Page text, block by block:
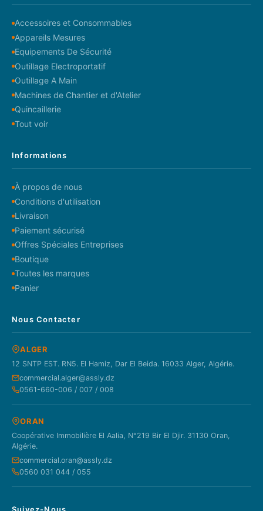
Accessoires et Consommables
Appareils Mesures
Equipements De Sécurité
Outillage Electroportatif
Outillage A Main
Machines de Chantier et d'Atelier
Quincaillerie
Tout voir
Informations
À propos de nous
Conditions d'utilisation
Livraison
Paiement sécurisé
Offres Spéciales Entreprises
Boutique
Toutes les marques
Panier
Nous Contacter
ALGER
12 SNTP EST. RN5. El Hamiz, Dar El Beida. 16033 Alger, Algérie.
commercial.alger@assly.dz
0561-660-006 / 007 / 008
ORAN
Coopérative Immobilière El Aalia, N°219 Bir El Djir. 31130 Oran,
Algérie.
commercial.oran@assly.dz
0560 031 044 / 055
Suivez-Nous